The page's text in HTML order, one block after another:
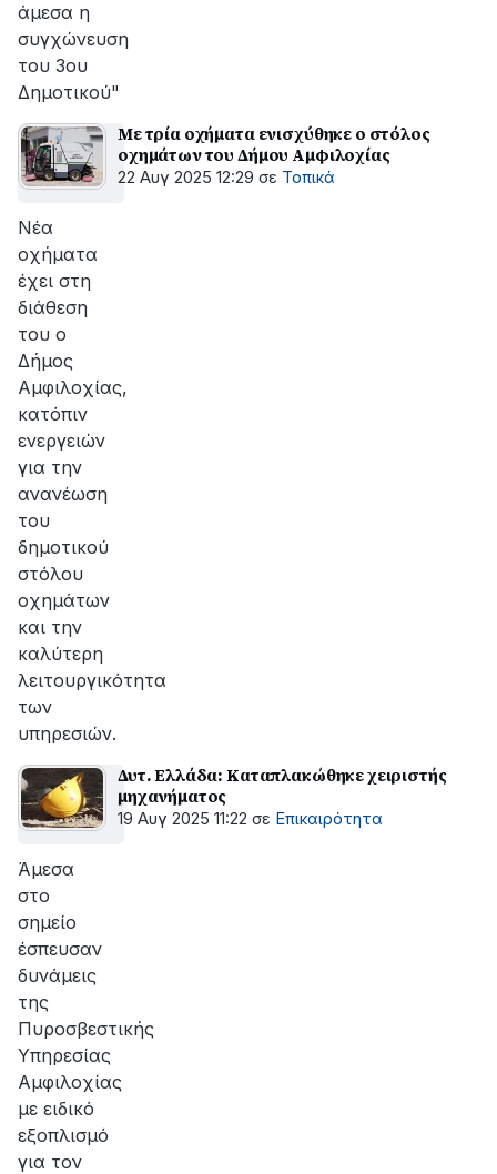
άμεσα η
συγχώνευση
του 3ου
Δημοτικού"
Με τρία οχήματα ενισχύθηκε ο στόλος
οχημάτων του Δήμου Αμφιλοχίας
22 Αυγ 2025 12:29 σε Τοπικά
Νέα
οχήματα
έχει στη
διάθεση
του ο
Δήμος
Αμφιλοχίας,
κατόπιν
ενεργειών
για την
ανανέωση
του
δημοτικού
στόλου
οχημάτων
και την
καλύτερη
λειτουργικότητα
των
υπηρεσιών.
Δυτ. Ελλάδα: Καταπλακώθηκε χειριστής
μηχανήματος
19 Αυγ 2025 11:22 σε Επικαιρότητα
Άμεσα
στο
σημείο
έσπευσαν
δυνάμεις
της
Πυροσβεστικής
Υπηρεσίας
Αμφιλοχίας
με ειδικό
εξοπλισμό
για τον